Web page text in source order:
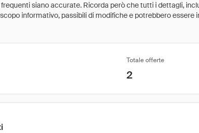
siano accurate. Ricorda però che tutti i dettagli,
informativo, passibili di modifiche e potrebbero
Totale offerte
2